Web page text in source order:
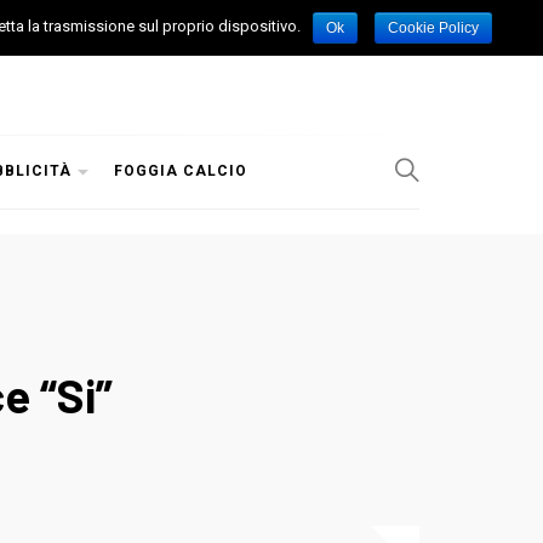
FOGGIA CALCIO
“Si”
la trasmissione sul proprio dispositivo. Ok Cookie Policy